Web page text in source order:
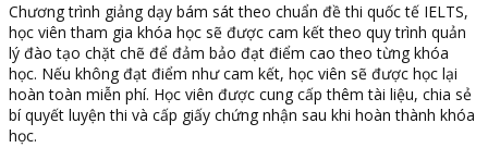
Chương trình giảng dạy bám sát theo chuẩn đề thi quốc tế IELTS,
học viên tham gia khóa học sẽ được cam kết theo quy trình quản
lý đào tạo chặt chẽ để đảm bảo đạt điểm cao theo từng khóa
học. Nếu không đạt điểm như cam kết, học viên sẽ được học lại
hoàn toàn miễn phí. Học viên được cung cấp thêm tài liệu, chia sẻ
bí quyết luyện thi và cấp giấy chứng nhận sau khi hoàn thành khóa
học.